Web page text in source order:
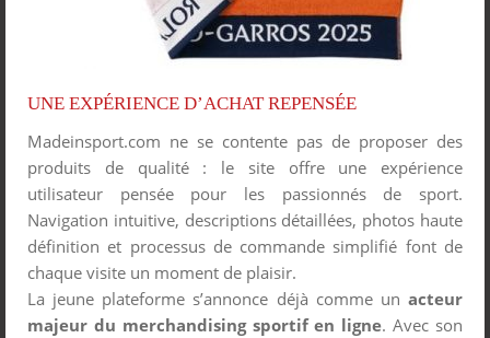
UNE EXPÉRIENCE D’ACHAT REPENSÉE
Madeinsport.com ne se contente pas de proposer des
produits de qualité : le site offre une expérience
utilisateur pensée pour les passionnés de sport.
Navigation intuitive, descriptions détaillées, photos haute
définition et processus de commande simplifié font de
chaque visite un moment de plaisir.
La jeune plateforme s’annonce déjà comme un acteur
majeur du merchandising sportif en ligne. Avec son